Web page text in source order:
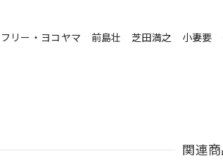
リー・ヨコヤマ 前島壮 芝田満之 小妻要
関連商